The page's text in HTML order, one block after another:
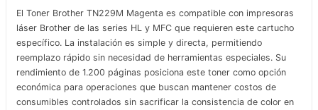
El Toner Brother TN229M Magenta es compatible con impresoras
láser Brother de las series HL y MFC que requieren este cartucho
específico. La instalación es simple y directa, permitiendo
reemplazo rápido sin necesidad de herramientas especiales. Su
rendimiento de 1.200 páginas posiciona este toner como opción
económica para operaciones que buscan mantener costos de
consumibles controlados sin sacrificar la consistencia de color en